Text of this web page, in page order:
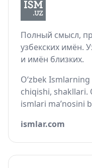
Полный смысл,
узбекских имён.
и имён близких.
O‘zbek
chiqishi, shakllari.
ismlari ma’nosini
ismlar.com